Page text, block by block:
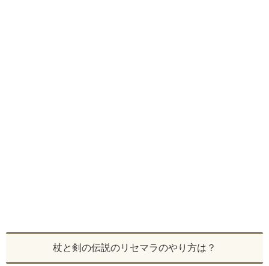
杖と剣の伝説のリセマラのやり方は？